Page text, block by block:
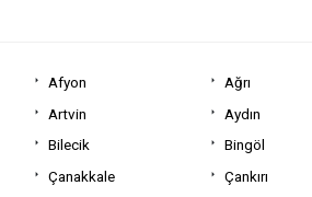
Afyon Ağrı
Artvin Aydın
Bilecik Bingöl
Çanakkale Çankırı